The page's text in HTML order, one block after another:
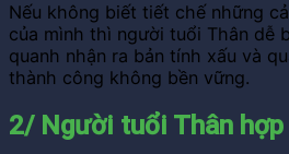
Nếu không biết tiết chế những
của mình thì người tuổi Thân dễ
quanh nhận ra bản tính xấu và
thành công không bền vững.
2/ Người tuổi Thân hợp